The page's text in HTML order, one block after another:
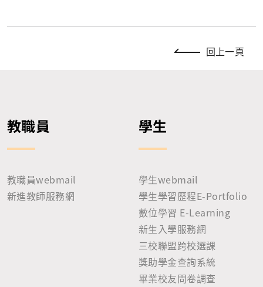
回上一頁
教職員
教職員webmail
新進教師服務網
學生
學生webmail
學生學習歷程E-Portfolio
數位學習 E-Learning
新生入學服務網
三校聯盟跨校選課
獎助學金查詢系統
畢業校友問卷調查